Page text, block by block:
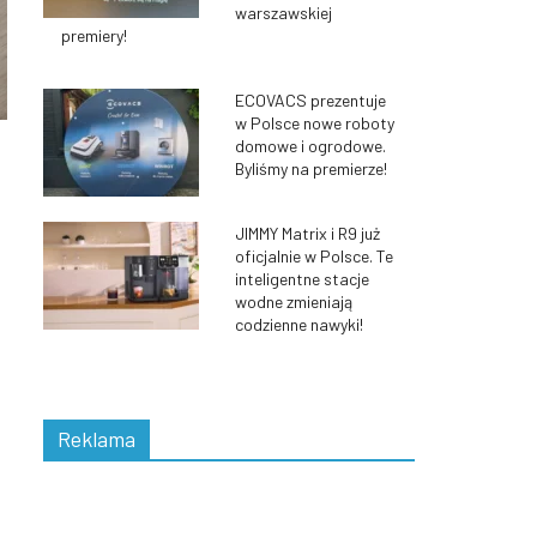
warszawskiej
premiery!
ECOVACS prezentuje
w Polsce nowe roboty
domowe i ogrodowe.
Byliśmy na premierze!
JIMMY Matrix i R9 już
oficjalnie w Polsce. Te
inteligentne stacje
wodne zmieniają
codzienne nawyki!
Reklama